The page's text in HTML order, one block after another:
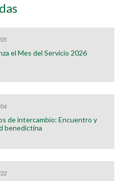
el Mes del Servicio 2026
de intercambio: Encuentro y
benedictina